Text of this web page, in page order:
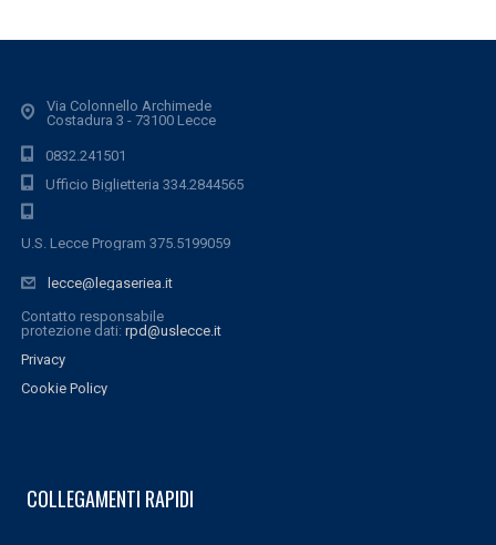
Via Colonnello Archimede
Costadura 3 - 73100 Lecce
0832.241501
Ufficio Biglietteria 334.2844565
U.S. Lecce Program 375.5199059
lecce@legaseriea.it
Contatto responsabile
protezione dati: rpd@uslecce.it
Privacy
Cookie Policy
COLLEGAMENTI RAPIDI